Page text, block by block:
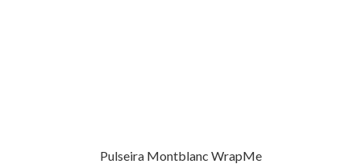
Pulseira Montblanc WrapMe